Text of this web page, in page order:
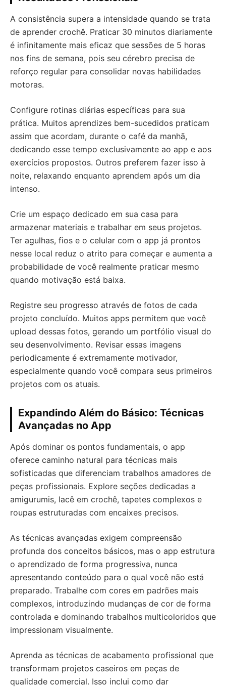
A consistência supera a intensidade quando se trata
de aprender crochê. Praticar 30 minutos diariamente
é infinitamente mais eficaz que sessões de 5 horas
nos fins de semana, pois seu cérebro precisa de
reforço regular para consolidar novas habilidades
motoras.
Configure rotinas diárias específicas para sua
prática. Muitos aprendizes bem-sucedidos praticam
assim que acordam, durante o café da manhã,
dedicando esse tempo exclusivamente ao app e aos
exercícios propostos. Outros preferem fazer isso à
noite, relaxando enquanto aprendem após um dia
intenso.
Crie um espaço dedicado em sua casa para
armazenar materiais e trabalhar em seus projetos.
Ter agulhas, fios e o celular com o app já prontos
nesse local reduz o atrito para começar e aumenta a
probabilidade de você realmente praticar mesmo
quando motivação está baixa.
Registre seu progresso através de fotos de cada
projeto concluído. Muitos apps permitem que você
upload dessas fotos, gerando um portfólio visual do
seu desenvolvimento. Revisar essas imagens
periodicamente é extremamente motivador,
especialmente quando você compara seus primeiros
projetos com os atuais.
Expandindo Além do Básico: Técnicas
Avançadas no App
Após dominar os pontos fundamentais, o app
oferece caminho natural para técnicas mais
sofisticadas que diferenciam trabalhos amadores de
peças profissionais. Explore seções dedicadas a
amigurumis, lacê em crochê, tapetes complexos e
roupas estruturadas com encaixes precisos.
As técnicas avançadas exigem compreensão
profunda dos conceitos básicos, mas o app estrutura
o aprendizado de forma progressiva, nunca
apresentando conteúdo para o qual você não está
preparado. Trabalhe com cores em padrões mais
complexos, introduzindo mudanças de cor de forma
controlada e dominando trabalhos multicoloridos que
impressionam visualmente.
Aprenda as técnicas de acabamento profissional que
transformam projetos caseiros em peças de
qualidade comercial. Isso inclui como dar